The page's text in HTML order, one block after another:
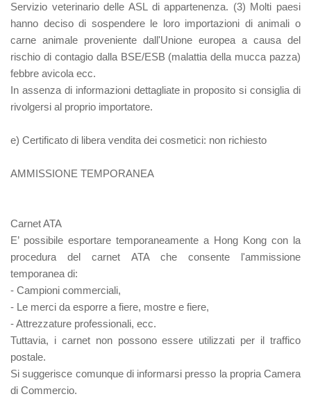
Servizio veterinario delle ASL di appartenenza. (3) Molti paesi
hanno deciso di sospendere le loro importazioni di animali o
carne animale proveniente dall'Unione europea a causa del
rischio di contagio dalla BSE/ESB (malattia della mucca pazza)
febbre avicola ecc.
In assenza di informazioni dettagliate in proposito si consiglia di
rivolgersi al proprio importatore.
e) Certificato di libera vendita dei cosmetici: non richiesto
AMMISSIONE TEMPORANEA
Carnet ATA
E’ possibile esportare temporaneamente a Hong Kong con la
procedura del carnet ATA che consente l'ammissione
temporanea di:
- Campioni commerciali,
- Le merci da esporre a fiere, mostre e fiere,
- Attrezzature professionali, ecc.
Tuttavia, i carnet non possono essere utilizzati per il traffico
postale.
Si suggerisce comunque di informarsi presso la propria Camera
di Commercio.